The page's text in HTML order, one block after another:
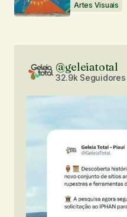
Artes Visuais
@geleiatotal
32.9k Seguidores